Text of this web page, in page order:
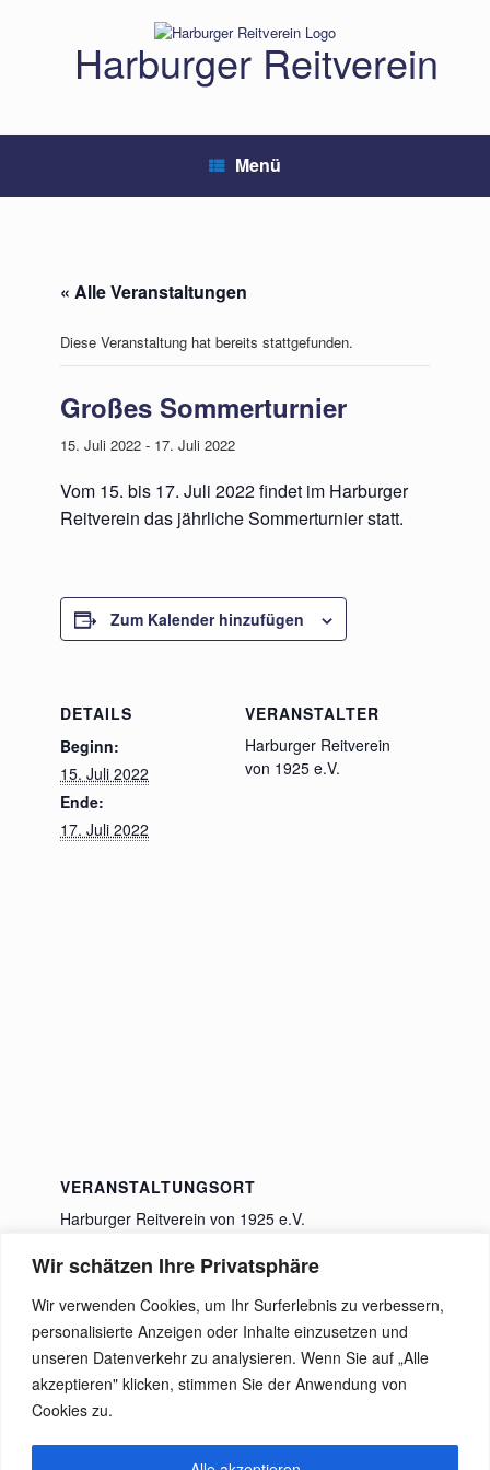
Wir schätzen Ihre Privatsphäre
Wir verwenden Cookies, um Ihr Surferlebnis zu verbessern,
personalisierte Anzeigen oder Inhalte einzusetzen und
unseren Datenverkehr zu analysieren. Wenn Sie auf „Alle
akzeptieren" klicken, stimmen Sie der Anwendung von
Cookies zu.
Harburger Reitverein
Menü
« Alle Veranstaltungen
Diese Veranstaltung hat bereits stattgefunden.
Großes Sommerturnier
15. Juli 2022 - 17. Juli 2022
Vom 15. bis 17. Juli 2022 findet im Harburger
Reitverein das jährliche Sommerturnier statt.
Zum Kalender hinzufügen
DETAILS
Beginn:
15. Juli 2022
Ende:
17. Juli 2022
VERANSTALTER
Harburger Reitverein
von 1925 e.V.
VERANSTALTUNGSORT
Harburger Reitverein von 1925 e.V.
Rosengarten, 21224 Deutschland Google Karte
anzeigen
Einsteigerturnier Großes Sommerturnier